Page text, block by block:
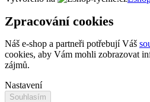
Zpracování cookies
Náš e-shop a partneři potřebují Váš
cookies, aby Vám mohli zobrazovat
zájmů.
Nastavení
Souhlasím